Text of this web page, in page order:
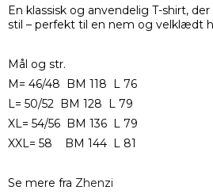
En klassisk og anvendelig T-shirt,
stil – perfekt til en nem og velklædt
Mål og str.
M= 46/48 BM 118 L 76
L= 50/52 BM 128 L 79
XL= 54/56 BM 136 L 79
XXL= 58 BM 144 L 81
Se mere fra Zhenzi